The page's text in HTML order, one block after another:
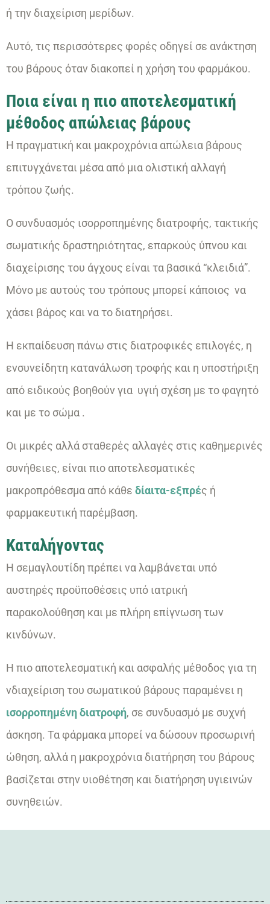
ή την διαχείριση μερίδων.
Αυτό, τις περισσότερες φορές οδηγεί σε ανάκτηση
του βάρους όταν διακοπεί η χρήση του φαρμάκου.
Ποια είναι η πιο αποτελεσματική
μέθοδος απώλειας βάρους
Η πραγματική και μακροχρόνια απώλεια βάρους
επιτυγχάνεται μέσα από μια ολιστική αλλαγή
τρόπου ζωής.
Ο συνδυασμός ισορροπημένης διατροφής, τακτικής
σωματικής δραστηριότητας, επαρκούς ύπνου και
διαχείρισης του άγχους είναι τα βασικά “κλειδιά”.
Μόνο με αυτούς του τρόπους μπορεί κάποιος να
χάσει βάρος και να το διατηρήσει.
Η εκπαίδευση πάνω στις διατροφικές επιλογές, η
ενσυνείδητη κατανάλωση τροφής και η υποστήριξη
από ειδικούς βοηθούν για υγιή σχέση με το φαγητό
και με το σώμα .
Οι μικρές αλλά σταθερές αλλαγές στις καθημερινές
συνήθειες, είναι πιο αποτελεσματικές
μακροπρόθεσμα από κάθε δίαιτα-εξπρές ή
φαρμακευτική παρέμβαση.
Καταλήγοντας
Η σεμαγλουτίδη πρέπει να λαμβάνεται υπό
αυστηρές προϋποθέσεις υπό ιατρική
παρακολούθηση και με πλήρη επίγνωση των
κινδύνων.
Η πιο αποτελεσματική και ασφαλής μέθοδος για τη
νδιαχείριση του σωματικού βάρους παραμένει η
ισορροπημένη διατροφή, σε συνδυασμό με συχνή
άσκηση. Τα φάρμακα μπορεί να δώσουν προσωρινή
ώθηση, αλλά η μακροχρόνια διατήρηση του βάρους
βασίζεται στην υιοθέτηση και διατήρηση υγιεινών
συνηθειών.